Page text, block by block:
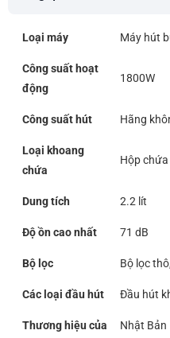
Loại máy Máy hút
Công suất hoạt
động
1800W
Công suất hút Hãng
Loại khoang
chứa
Hộp chứa
Dung tích 2.2 lít
Độ ồn cao nhất 71 dB
Bộ lọc Bộ lọc
Các loại đầu hút Đầu hút
Thương hiệu của Nhật Bản